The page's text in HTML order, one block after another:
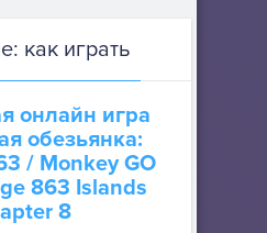
как играть
онлайн игра
обезьянка:
/ Monkey GO
863 Islands
8